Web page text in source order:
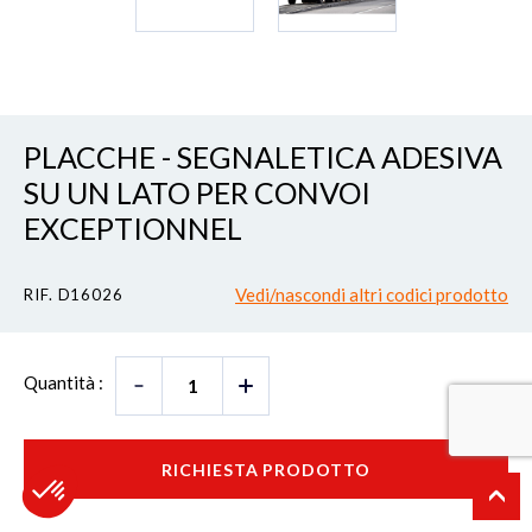
PLACCHE - SEGNALETICA ADESIVA
SU UN LATO PER CONVOI
EXCEPTIONNEL
RIF. D16026 Vedi/nascondi altri codici prodotto
Quantità :
RICHIESTA PRODOTTO